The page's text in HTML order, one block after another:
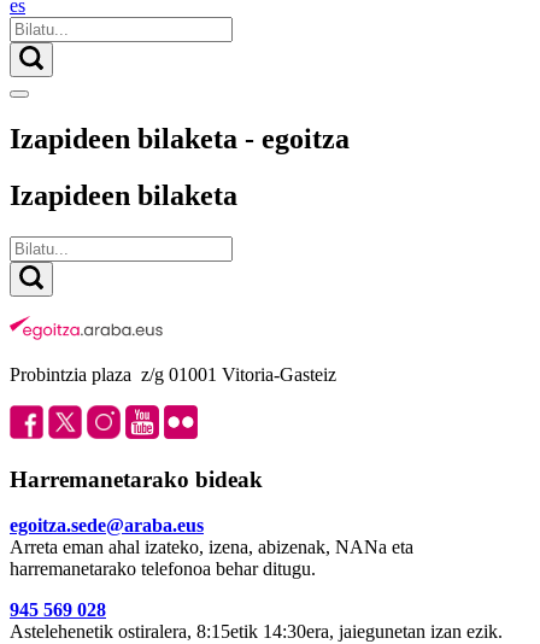
es
Izapideen bilaketa - egoitza
Izapideen bilaketa
Probintzia plaza z/g 01001 Vitoria-Gasteiz
Harremanetarako bideak
egoitza.sede@araba.eus
Arreta eman ahal izateko, izena, abizenak, NANa eta
harremanetarako telefonoa behar ditugu.
945 569 028
Astelehenetik ostiralera, 8:15etik 14:30era, jaiegunetan izan ezik.